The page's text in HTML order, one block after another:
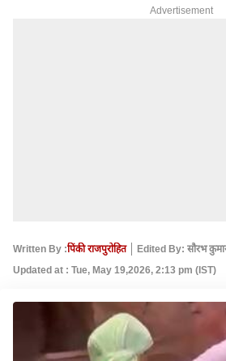
Advertisement
Written By :पिंकी राजपुरोहित
Edited By: सौरभ
Updated at : Tue, May 19,2026, 2:13 pm (IST)